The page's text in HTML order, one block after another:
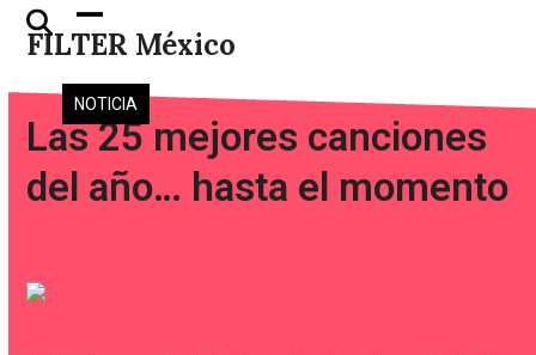
Skip
FILTER México
Open
mobile
menu
Close
mobile
menu
NOTICIA
Las 25 mejores canciones
del año… hasta el momento